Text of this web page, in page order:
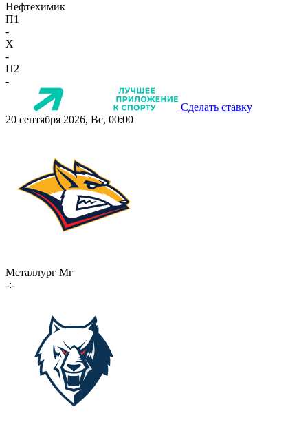
Нефтехимик
П1
-
X
-
П2
-
Сделать ставку
20 сентября 2026, Вс, 00:00
Металлург Мг
-:-